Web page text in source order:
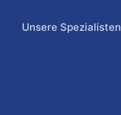
Unsere Spezialisten